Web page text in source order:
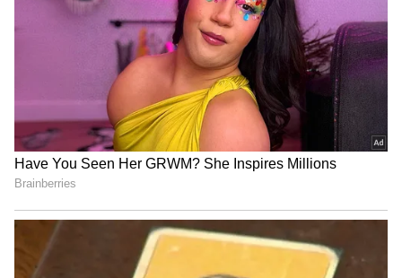
భారీ చిత్రాల సేకరణను ఇప్ప‌టికీ మ‌నం అంద‌రం చూడొచ్చు.
ఆయన అద్భుతమైన చిత్రాలకు దేశ విదేశాల్లో ఎన్నో
అవార్డులు, సత్కారాలు అందుకున్నారు. 1878లో
వియన్నాలో జరిగిన ఎగ్జిబిషన్‌లో అతనికి బహుమతి
లభించింది, అలాగే చికాగోలో 1893 వరల్డ్స్ కొలంబియన్
ఎక్స్‌పోజిషన్‌లో అతని కళాఖండాలు మూడు బంగారు
పతకాలను అందుకున్నాయి.